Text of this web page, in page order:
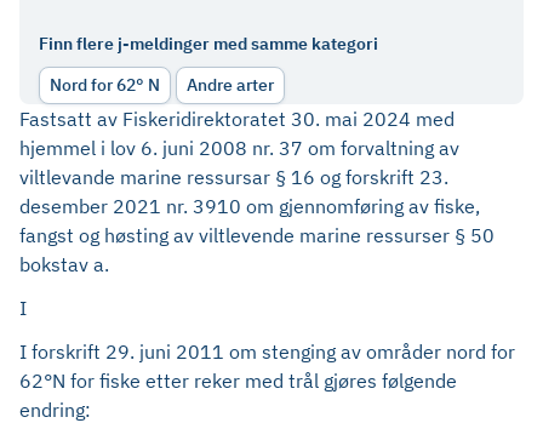
Finn flere j-meldinger med samme kategori
Nord for 62° N
Andre arter
Fastsatt av Fiskeridirektoratet 30. mai 2024 med
hjemmel i lov 6. juni 2008 nr. 37 om forvaltning av
viltlevande marine ressursar § 16 og forskrift 23.
desember 2021 nr. 3910 om gjennomføring av fiske,
fangst og høsting av viltlevende marine ressurser § 50
bokstav a.
I
I forskrift 29. juni 2011 om stenging av områder nord for
62°N for fiske etter reker med trål gjøres følgende
endring: